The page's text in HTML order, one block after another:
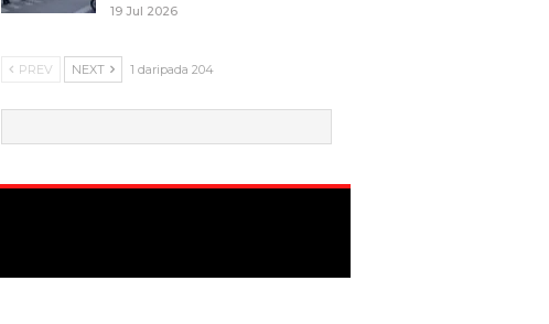
19 Jul 2026
PREV NEXT 1 daripada 204